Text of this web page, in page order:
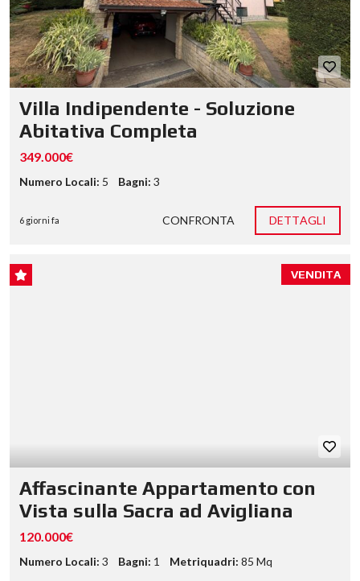
Villa Indipendente - Soluzione
Abitativa Completa
349.000€
Numero Locali: 5 Bagni: 3
6 giorni fa CONFRONTA DETTAGLI
VENDITA
Affascinante Appartamento con
Vista sulla Sacra ad Avigliana
120.000€
Numero Locali: 3 Bagni: 1 Metriquadri: 85 Mq